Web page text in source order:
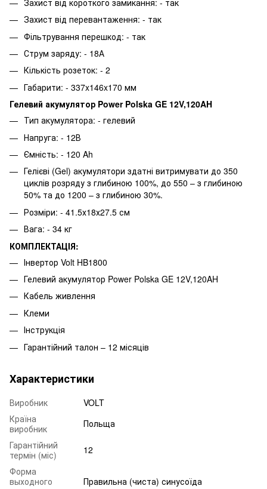
Захист від перевантаження: - так
Фільтрування перешкод: - так
Струм заряду: - 18А
Кількість розеток: - 2
Габарити: - 337x146x170 мм
Гелевий акумулятор Power Polska GE 12V,120AH
Тип акумулятора: - гелевий
Напруга: - 12В
Ємність: - 120 Ah
Гелієві (Gel) акумулятори здатні витримувати до 350
циклів розряду з глибиною 100%, до 550 – з глибиною
50% та до 1200 – з глибиною 30%.
Розміри: - 41.5х18х27.5 см
Вага: - 34 кг
КОМПЛЕКТАЦIЯ:
Інвертор Volt HB1800
Гелевий акумулятор Power Polska GE 12V,120AH
Кабель живлення
Клеми
Інструкція
Гарантійний талон – 12 місяців
Характеристики
Виробник
VOLT
Країна
виробник
Польща
Гарантійний
термін (міс)
12
Форма
выходного
Правильна (чиста) синусоїда